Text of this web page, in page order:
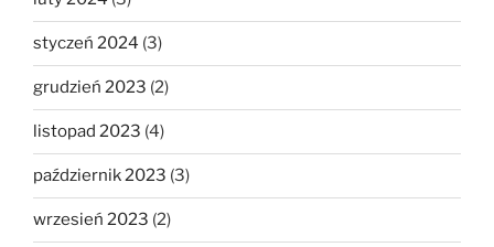
styczeń 2024 (3)
grudzień 2023 (2)
listopad 2023 (4)
październik 2023 (3)
wrzesień 2023 (2)